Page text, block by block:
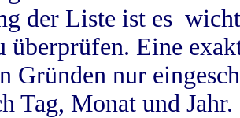
der Liste ist es
überprüfen. Eine
Gründen nur
Tag, Monat und Jahr.